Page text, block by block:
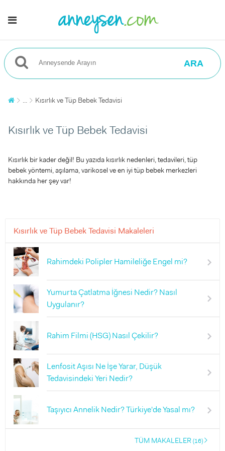
ARA
... Kısırlık ve Tüp Bebek Tedavisi
Kısırlık ve Tüp Bebek Tedavisi
Kısırlık bir kader değil! Bu yazıda kısırlık nedenleri, tedavileri, tüp
bebek yöntemi, aşılama, varikosel ve en iyi tüp bebek merkezleri
hakkında her şey var!
Kısırlık ve Tüp Bebek Tedavisi Makaleleri
Rahimdeki Polipler Hamileliğe Engel mi?
Yumurta Çatlatma İğnesi Nedir? Nasıl
Uygulanır?
Rahim Filmi (HSG) Nasıl Çekilir?
Lenfosit Aşısı Ne İşe Yarar, Düşük
Tedavisindeki Yeri Nedir?
Taşıyıcı Annelik Nedir? Türkiye'de Yasal mı?
TÜM MAKALELER (16) right